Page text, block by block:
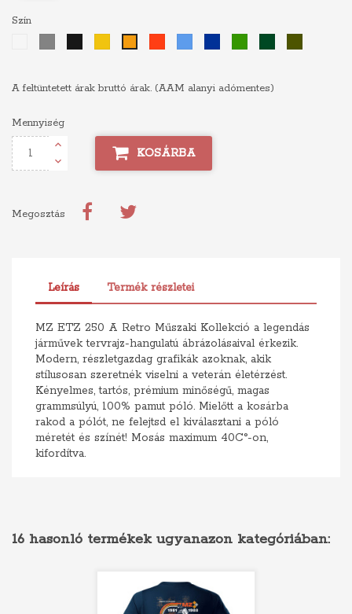
Szín
A feltüntetett árak bruttó árak. (AAM alanyi adómentes)
Mennyiség
KOSÁRBA
Megosztás
Leírás Termék részletei
MZ ETZ 250 A Retro Műszaki Kollekció a legendás
járművek tervrajz-hangulatú ábrázolásaival érkezik.
Modern, részletgazdag grafikák azoknak, akik
stílusosan szeretnék viselni a veterán életérzést.
Kényelmes, tartós, prémium minőségű, magas
grammsúlyú, 100% pamut póló. Mielőtt a kosárba
rakod a pólót, ne felejtsd el kiválasztani a póló
méretét és színét! Mosás maximum 40C°-on,
kifordítva.
16 hasonló termékek ugyanazon kategóriában: